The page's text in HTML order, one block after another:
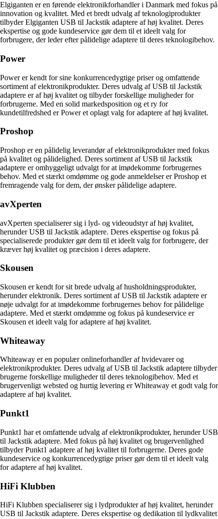
Elgiganten er en førende elektronikforhandler i Danmark med fokus på
innovation og kvalitet. Med et bredt udvalg af teknologiprodukter
tilbyder Elgiganten USB til Jackstik adaptere af høj kvalitet. Deres
ekspertise og gode kundeservice gør dem til et ideelt valg for
forbrugere, der leder efter pålidelige adaptere til deres teknologibehov.
Power
Power er kendt for sine konkurrencedygtige priser og omfattende
sortiment af elektronikprodukter. Deres udvalg af USB til Jackstik
adaptere er af høj kvalitet og tilbyder forskellige muligheder for
forbrugerne. Med en solid markedsposition og et ry for
kundetilfredshed er Power et oplagt valg for adaptere af høj kvalitet.
Proshop
Proshop er en pålidelig leverandør af elektronikprodukter med fokus
på kvalitet og pålidelighed. Deres sortiment af USB til Jackstik
adaptere er omhyggeligt udvalgt for at imødekomme forbrugernes
behov. Med et stærkt omdømme og gode anmeldelser er Proshop et
fremragende valg for dem, der ønsker pålidelige adaptere.
avXperten
avXperten specialiserer sig i lyd- og videoudstyr af høj kvalitet,
herunder USB til Jackstik adaptere. Deres ekspertise og fokus på
specialiserede produkter gør dem til et ideelt valg for forbrugere, der
kræver høj kvalitet og præcision i deres adaptere.
Skousen
Skousen er kendt for sit brede udvalg af husholdningsprodukter,
herunder elektronik. Deres sortiment af USB til Jackstik adaptere er
nøje udvalgt for at imødekomme forbrugernes behov for pålidelige
adaptere. Med et stærkt omdømme og fokus på kundeservice er
Skousen et ideelt valg for adaptere af høj kvalitet.
Whiteaway
Whiteaway er en populær onlineforhandler af hvidevarer og
elektronikprodukter. Deres udvalg af USB til Jackstik adaptere tilbyder
brugerne forskellige muligheder til deres teknologibehov. Med et
brugervenligt websted og hurtig levering er Whiteaway et godt valg for
adaptere af høj kvalitet.
Punkt1
Punkt1 har et omfattende udvalg af elektronikprodukter, herunder USB
til Jackstik adaptere. Med fokus på høj kvalitet og brugervenlighed
tilbyder Punkt1 adaptere af høj kvalitet til forbrugerne. Deres gode
kundeservice og konkurrencedygtige priser gør dem til et ideelt valg
for adaptere af høj kvalitet.
HiFi Klubben
HiFi Klubben specialiserer sig i lydprodukter af høj kvalitet, herunder
USB til Jackstik adaptere. Deres ekspertise og dedikation til lydkvalitet